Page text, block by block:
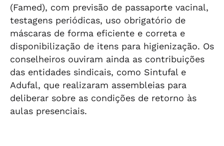
(Famed), com previsão de passaporte vacinal,
testagens periódicas, uso obrigatório de
máscaras de forma eficiente e correta e
disponibilização de itens para higienização. Os
conselheiros ouviram ainda as contribuições
das entidades sindicais, como Sintufal e
Adufal, que realizaram assembleias para
deliberar sobre as condições de retorno às
aulas presenciais.